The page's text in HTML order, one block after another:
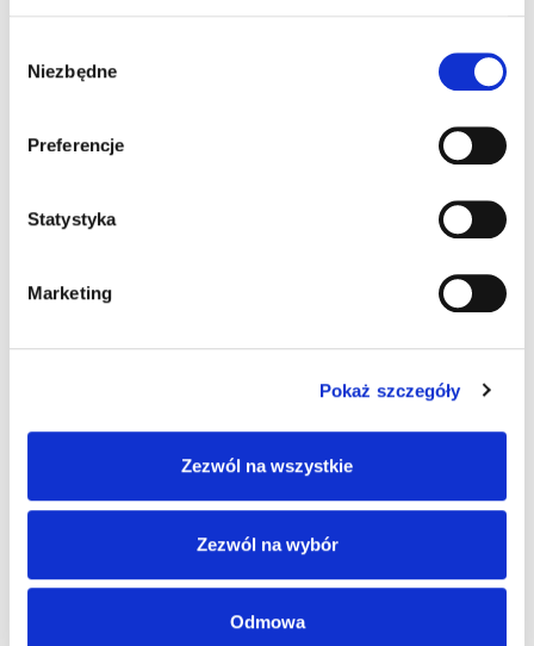
Niezbędne
Preferencje
Statystyka
Marketing
Pokaż szczegóły
Zezwól na wszystkie
Zezwól na wybór
Odmowa
329,00ZŁ